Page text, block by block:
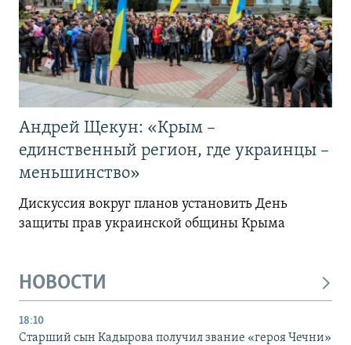
Андрей Щекун: «Крым –
единственный регион, где украинцы –
меньшинство»
Дискуссия вокруг планов установить День
защиты прав украинской общины Крыма
НОВОСТИ
18:10
Старший сын Кадырова получил звание «героя Чечни»